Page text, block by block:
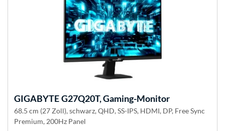
GIGABYTEG27Q20T, Gaming-Monitor
68.5 cm (27 Zoll), schwarz, QHD, SS-IPS, HDMI, DP, Free Sync
Premium, 200Hz Panel